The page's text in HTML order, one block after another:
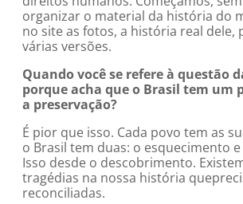
organizar o material da história do
no site as fotos, a história real dele,
várias versões.
Quando você se refere à questão
porque acha que o Brasil tem um
a preservação?
É pior que isso. Cada povo tem as
o Brasil tem duas: o esquecimento
Isso desde o descobrimento.
tragédias na nossa história
reconciliadas.